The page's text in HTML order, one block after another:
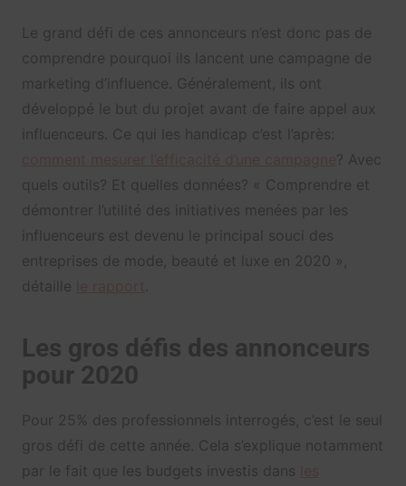
Le grand défi de ces annonceurs n’est donc pas de
comprendre pourquoi ils lancent une campagne de
marketing d’influence. Généralement, ils ont
développé le but du projet avant de faire appel aux
influenceurs. Ce qui les handicap c’est l’après:
? Avec
quels outils? Et quelles données? « Comprendre et
démontrer l’utilité des initiatives menées par les
influenceurs est devenu le principal souci des
entreprises de mode, beauté et luxe en 2020 »,
détaille
Les gros défis des annonceurs
pour 2020
Pour 25% des professionnels interrogés, c’est le seul
gros défi de cette année. Cela s’explique notamment
par le fait que les budgets investis dans